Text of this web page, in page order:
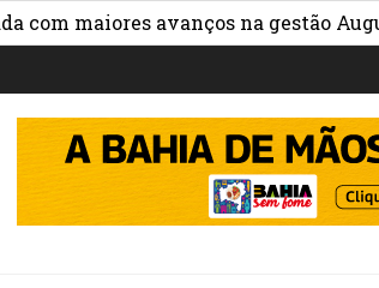
avanços na gestão Augusto